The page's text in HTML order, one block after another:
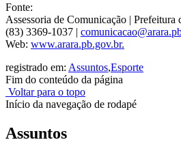
Fonte:
Assessoria de Comunicação | Prefeitura
(83) 3369-1037 |
Web: www.arara.pb.gov.br.
registrado em: Assuntos,Esporte
Fim do conteúdo da página
Voltar para o topo
Início da navegação de rodapé
Assuntos